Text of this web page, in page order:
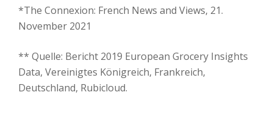
*The Connexion: French News and Views, 21.
November 2021
** Quelle: Bericht 2019 European Grocery Insights
Data, Vereinigtes Königreich, Frankreich,
Deutschland, Rubicloud.